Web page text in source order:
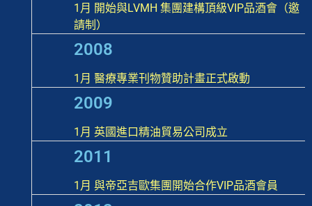
1月 開始與LVMH 集團建構頂級VIP品酒會（邀
請制）
2008
1月 醫療專業刊物贊助計畫正式啟動
2009
1月 英國進口精油貿易公司成立
2011
1月 與帝亞吉歐集團開始合作VIP品酒會員